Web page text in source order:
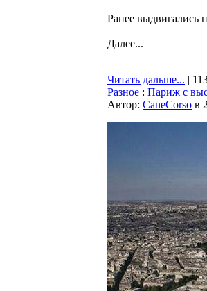
Ранее выдвигались
Далее...
Читать дальше... |
Разное : Париж с
Автор: CaneCorso в